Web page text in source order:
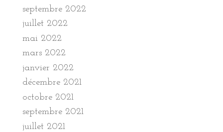
septembre 2022
juillet 2022
mai 2022
mars 2022
janvier 2022
décembre 2021
octobre 2021
septembre 2021
juillet 2021